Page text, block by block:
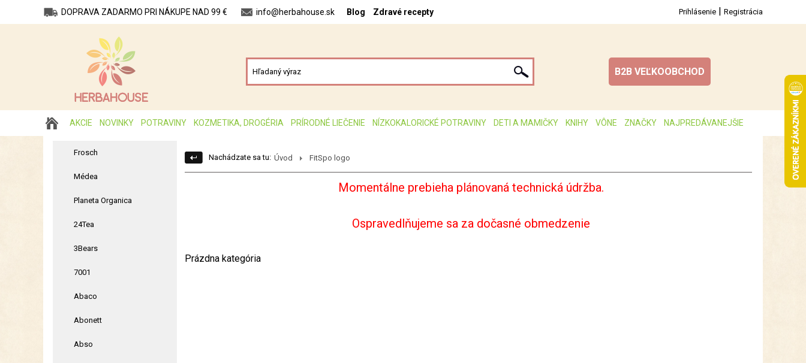
DOPRAVA ZADARMO PRI NÁKUPE NAD 99 € info@herbahouse.sk Blog Zdravé recepty Prihlásenie | Registrácia
B2B VEĽKOOBCHOD
AKCIE NOVINKY POTRAVINY KOZMETIKA, DROGÉRIA PRÍRODNÉ LIEČENIE NÍZKOKALORICKÉ POTRAVINY DETI A MAMIČKY KNIHY VÔNE ZNAČKY NAJPREDÁVANEJŠIE
Frosch
Médea
Planeta Organica
24Tea
3Bears
7001
Abaco
Abonett
Abso
Nachádzate sa tu: Úvod FitSpo logo
Momentálne prebieha plánovaná technická údržba.
Ospravedlňujeme sa za dočasné obmedzenie
Prázdna kategória